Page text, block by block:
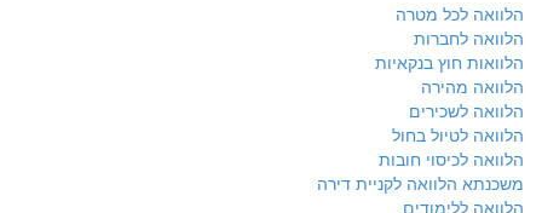
הלוואה לכל מטרה
הלוואה לחברות
הלוואות חוץ בנקאיות
הלוואה מהירה
הלוואה לשכירים
הלוואה לטיול בחול
הלוואה לכיסוי חובות
משכנתא הלוואה לקניית דירה
הלוואה ללימודים